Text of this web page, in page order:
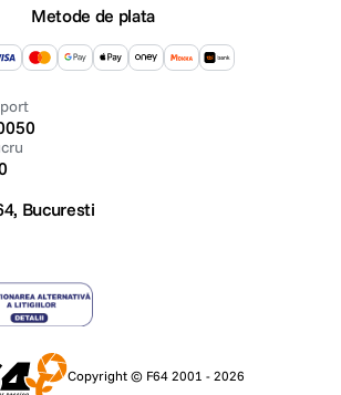
Metode de plata
Bucuresti
Copyright © F64 2001 - 2026